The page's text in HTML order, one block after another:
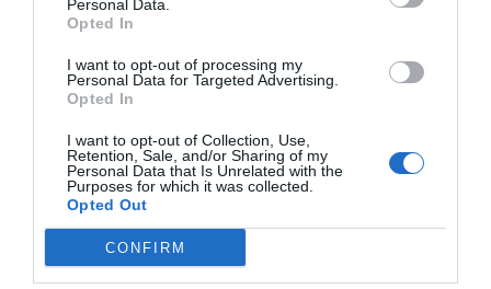
Personal Data.
Opted In
I want to opt-out of processing my
Personal Data for Targeted Advertising.
Opted In
I want to opt-out of Collection, Use,
Retention, Sale, and/or Sharing of my
Personal Data that Is Unrelated with the
Purposes for which it was collected.
Opted Out
CONFIRM